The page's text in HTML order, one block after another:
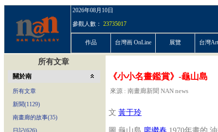
2026年08月10日
參觀人數： 23735017
作品 台灣画 OnLine 展覽 台灣
所有文章
關於南
所有文章
新聞(1129)
南畫廊的故事(35)
日記(626)
《小小名畫鑑賞》-龜山島
來源 : 南畫廊新聞 NAN news
文 黃于玲
圖 龜山島 廖繼春 1970年畫的